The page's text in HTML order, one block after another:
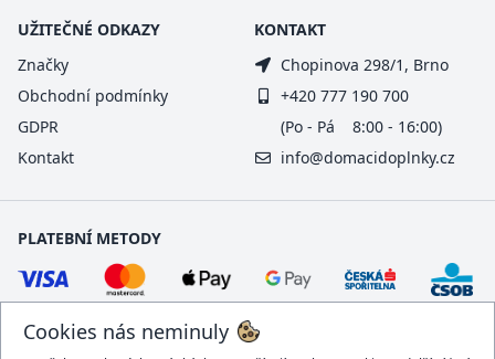
Cookies nás neminuly
UŽITEČNÉ ODKAZY
Značky
Obchodní podmínky
GDPR
Kontakt
KONTAKT
Chopinova 298/1, Brno
+420 777 190 700
(Po - Pá 8:00 - 16:00)
info@domacidoplnky.cz
PLATEBNÍ METODY